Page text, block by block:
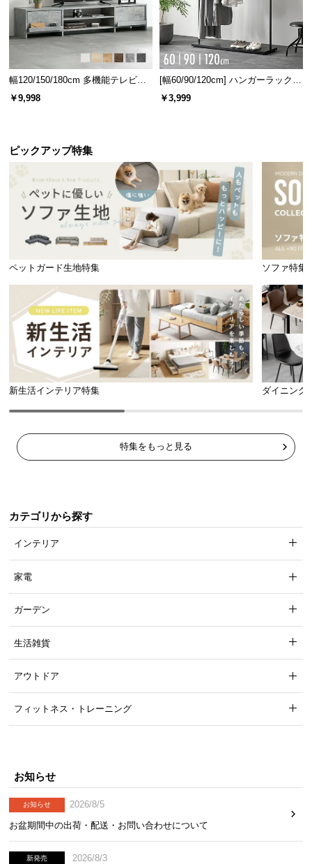
体圧分散の比較図
体圧分散されていない状態 体圧分散されている状態
✖ 負荷が集中
身体の一部分に圧力がかかる 1つ1つのコイルが圧力を分散
体圧分散で身体の負担を軽減!
理想的な寝姿勢をサポート
コイルを交互に敷き詰める高密度な配列方法で、体
圧をより細かく分散します。
幅120/150/180cm 多機能テレビボ
ード 木目/石目調 オープン収納・
￥9,998
[幅60/90/120cm] ハンガーラック
スチール 4段階高さ調節 サイドフ
￥3,999
ピックアップ特集
ペットガード生地特集 ソファ特集
新生活インテリア特集 ダイニング
特集をもっと見る
カテゴリから探す
インテリア
家電
ガーデン
生活雑貨
アウトドア
フィットネス・トレーニング
お知らせ
お知らせ
2026/8/5
お盆期間中の出荷・配送・お問い合わせについて
新発売
2026/8/3